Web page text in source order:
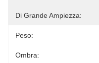
Di Grande Ampiezza:
Peso:
Ombra: